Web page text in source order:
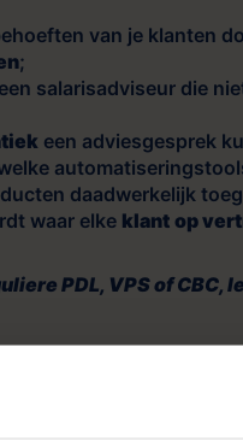
van je klanten
;
salarisadviseur die
een adviesgesprek
daadwerkelijk
waar elke klant op
PDL, VPS of CBC,